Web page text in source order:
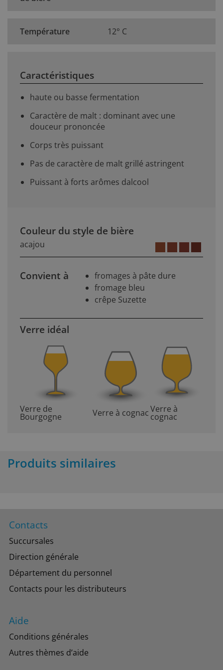
Température 12° C
Caractéristiques
haute ou basse fermentation
Caractère de malt : dominant avec une
douceur prononcée
Corps très puissant
Pas de caractère de malt grillé astringent
Puissant à forts arômes dalcool
Couleur du style de bière
acajou
Convient à
fromages à pâte dure
fromage bleu
crêpe Suzette
Verre idéal
Verre de
Bourgogne Verre à cognacVerre à
cognac
Produits similaires
Contacts
Succursales
Direction générale
Département du personnel
Contacts pour les distributeurs
Aide
Conditions générales
Autres thèmes d’aide